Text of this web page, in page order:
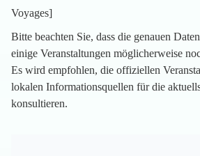
Voyages]
Bitte beachten Sie, dass die genauen
einige Veranstaltungen möglicherweise
Es wird empfohlen, die offiziellen
lokalen Informationsquellen für die
konsultieren.